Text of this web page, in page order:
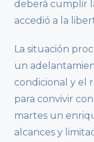
deberá cumplir
accedió a la
La situación
un
condicional y el
para convivir
martes un
alcances y